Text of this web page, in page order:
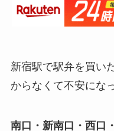
新宿駅で駅弁を買い
からなくて不安にな
南口・新南口・西口